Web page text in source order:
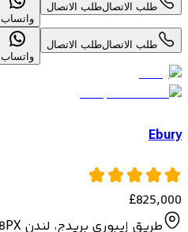
طلب الاتصالطلب الاتصال
واتساب
طلب الاتصالطلب الاتصال
واتساب
Ebury
£825,000
طريق إيبوري بريدج، لندن SW1W 8PX